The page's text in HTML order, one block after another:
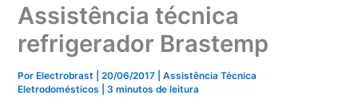
Assistência técnica
refrigerador Brastemp
Por Electrobrast |20/06/2017 |Assistência Técnica
Eletrodomésticos
|3 minutos de leitura